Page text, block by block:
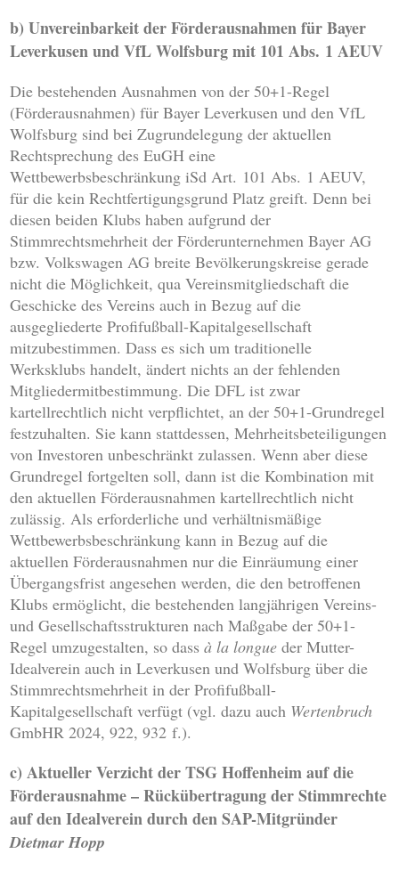
b) Unvereinbarkeit der Förderausnahmen für Bayer
Leverkusen und VfL Wolfsburg mit 101 Abs. 1 AEUV
Die bestehenden Ausnahmen von der 50+1-Regel
(Förderausnahmen) für Bayer Leverkusen und den VfL
Wolfsburg sind bei Zugrundelegung der aktuellen
Rechtsprechung des EuGH eine
Wettbewerbsbeschränkung iSd Art. 101 Abs. 1 AEUV,
für die kein Rechtfertigungsgrund Platz greift. Denn bei
diesen beiden Klubs haben aufgrund der
Stimmrechtsmehrheit der Förderunternehmen Bayer AG
bzw. Volkswagen AG breite Bevölkerungskreise gerade
nicht die Möglichkeit, qua Vereinsmitgliedschaft die
Geschicke des Vereins auch in Bezug auf die
ausgegliederte Profifußball-Kapitalgesellschaft
mitzubestimmen. Dass es sich um traditionelle
Werksklubs handelt, ändert nichts an der fehlenden
Mitgliedermitbestimmung. Die DFL ist zwar
kartellrechtlich nicht verpflichtet, an der 50+1-Grundregel
festzuhalten. Sie kann stattdessen, Mehrheitsbeteiligungen
von Investoren unbeschränkt zulassen. Wenn aber diese
Grundregel fortgelten soll, dann ist die Kombination mit
den aktuellen Förderausnahmen kartellrechtlich nicht
zulässig. Als erforderliche und verhältnismäßige
Wettbewerbsbeschränkung kann in Bezug auf die
aktuellen Förderausnahmen nur die Einräumung einer
Übergangsfrist angesehen werden, die den betroffenen
Klubs ermöglicht, die bestehenden langjährigen Vereins-
und Gesellschaftsstrukturen nach Maßgabe der 50+1-
Regel umzugestalten, so dassà la longue der Mutter-
Idealverein auch in Leverkusen und Wolfsburg über die
Stimmrechtsmehrheit in der Profifußball-
Kapitalgesellschaft verfügt (vgl. dazu auch Wertenbruch
GmbHR 2024, 922, 932 f.).
c) Aktueller Verzicht der TSG Hoffenheim auf die
Förderausnahme – Rückübertragung der Stimmrechte
auf den Idealverein durch den SAP-Mitgründer
Dietmar Hopp